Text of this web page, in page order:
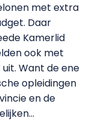
met extra
Daar
Kamerlid
ook met
Want de ene
opleidingen
en de